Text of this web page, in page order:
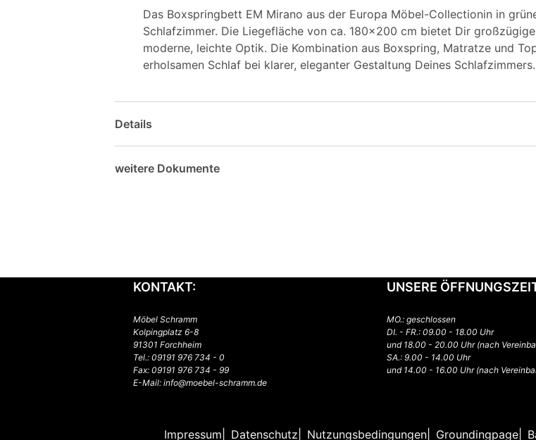
Das Boxspringbett EM Mirano aus der Europa Möbel-Collectionin in
Schlafzimmer. Die Liegefläche von ca. 180x200 cm bietet Dir
moderne, leichte Optik. Die Kombination aus Boxspring, Matratze und
erholsamen Schlaf bei klarer, eleganter Gestaltung Deines
Details
weitere Dokumente
KONTAKT:
Möbel Schramm
Kolpingplatz 6-8
91301 Forchheim
Tel.: 09191 976 734 - 0
Fax: 09191 976 734 - 99
E-Mail: info@moebel-schramm.de
UNSERE
MO.: geschlossen
DI. - FR.: 09.00 - 18.00 Uhr
und 18.00 - 20.00 Uhr (nach
SA.: 9.00 - 14.00 Uhr
und 14.00 - 16.00 Uhr (nach
Impressum Datenschutz Nutzungsbedingungen Groundingpage